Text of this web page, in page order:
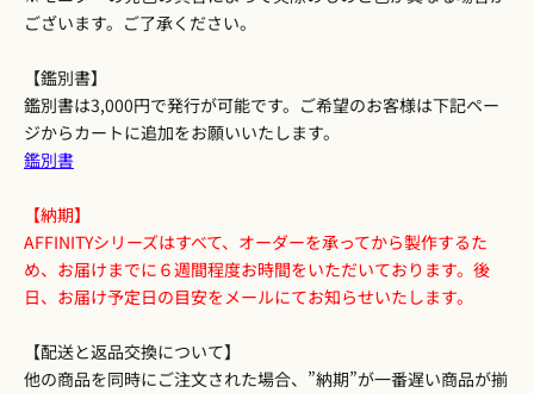
ございます。ご了承ください。
【鑑別書】
鑑別書は3,000円で発行が可能です。ご希望のお客様は下記ペー
ジからカートに追加をお願いいたします。
鑑別書
【納期】
AFFINITYシリーズはすべて、オーダーを承ってから製作するた
め、お届けまでに６週間程度お時間をいただいております。後
日、お届け予定日の目安をメールにてお知らせいたします。
【配送と返品交換について】
他の商品を同時にご注文された場合、”納期”が一番遅い商品が揃